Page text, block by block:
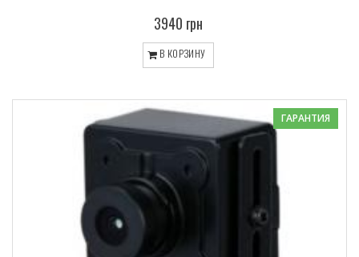
3940 грн
В КОРЗИНУ
ГАРАНТИЯ